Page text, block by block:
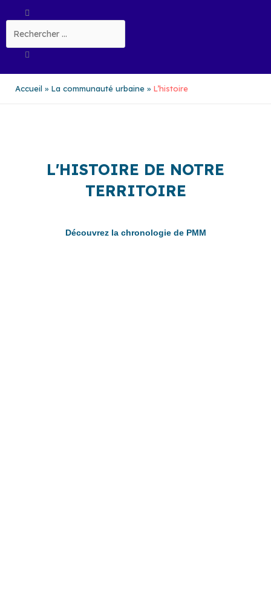
au
contenu
Rechercher
Accueil La communauté urbaine L’histoire
L'HISTOIRE DE NOTRE
TERRITOIRE
Découvrez la chronologie de PMM